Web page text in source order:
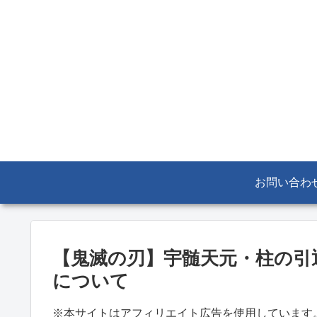
お問い合わ
【鬼滅の刃】宇髄天元・柱の
について
※本サイトはアフィリエイト広告を使用しています